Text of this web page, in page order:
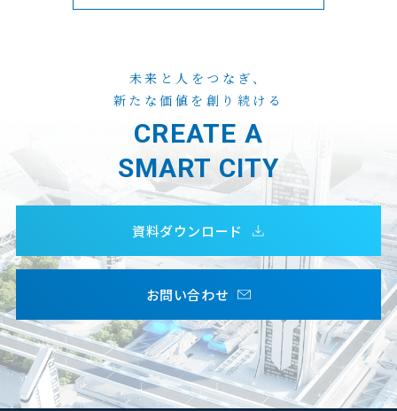
未来と人をつなぎ、
新たな価値を創り続ける
CREATE A
SMART CITY
資料ダウンロード
お問い合わせ